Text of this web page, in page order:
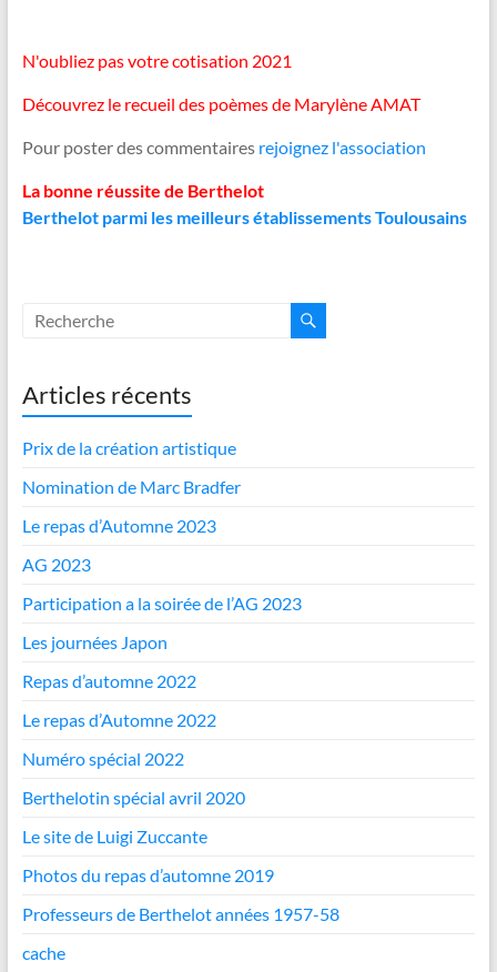
N'oubliez pas votre cotisation 2021
Découvrez le recueil des poèmes de Marylène AMAT
Pour poster des commentaires rejoignez l'association
La bonne réussite de Berthelot
Berthelot parmi les meilleurs établissements Toulousains
Articles récents
Prix de la création artistique
Nomination de Marc Bradfer
Le repas d’Automne 2023
AG 2023
Participation a la soirée de l’AG 2023
Les journées Japon
Repas d’automne 2022
Le repas d’Automne 2022
Numéro spécial 2022
Berthelotin spécial avril 2020
Le site de Luigi Zuccante
Photos du repas d’automne 2019
Professeurs de Berthelot années 1957-58
cache